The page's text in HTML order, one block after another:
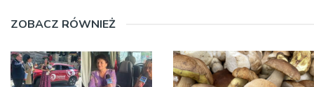
ZOBACZ RÓWNIEŻ